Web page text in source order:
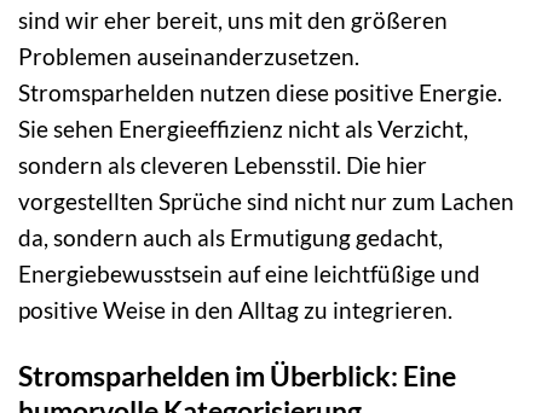
sind wir eher bereit, uns mit den größeren
Problemen auseinanderzusetzen.
Stromsparhelden nutzen diese positive Energie.
Sie sehen Energieeffizienz nicht als Verzicht,
sondern als cleveren Lebensstil. Die hier
vorgestellten Sprüche sind nicht nur zum Lachen
da, sondern auch als Ermutigung gedacht,
Energiebewusstsein auf eine leichtfüßige und
positive Weise in den Alltag zu integrieren.
Stromsparhelden im Überblick: Eine